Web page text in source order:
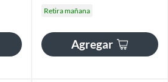
Retira mañana
Agregar